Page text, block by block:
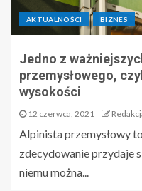
AKTUALNOŚCI BIZNES
Jedno z
przemysłowego,
wysokości
12 czerwca, 2021
Alpinista przemysłowy
zdecydowanie przydaje
niemu można...